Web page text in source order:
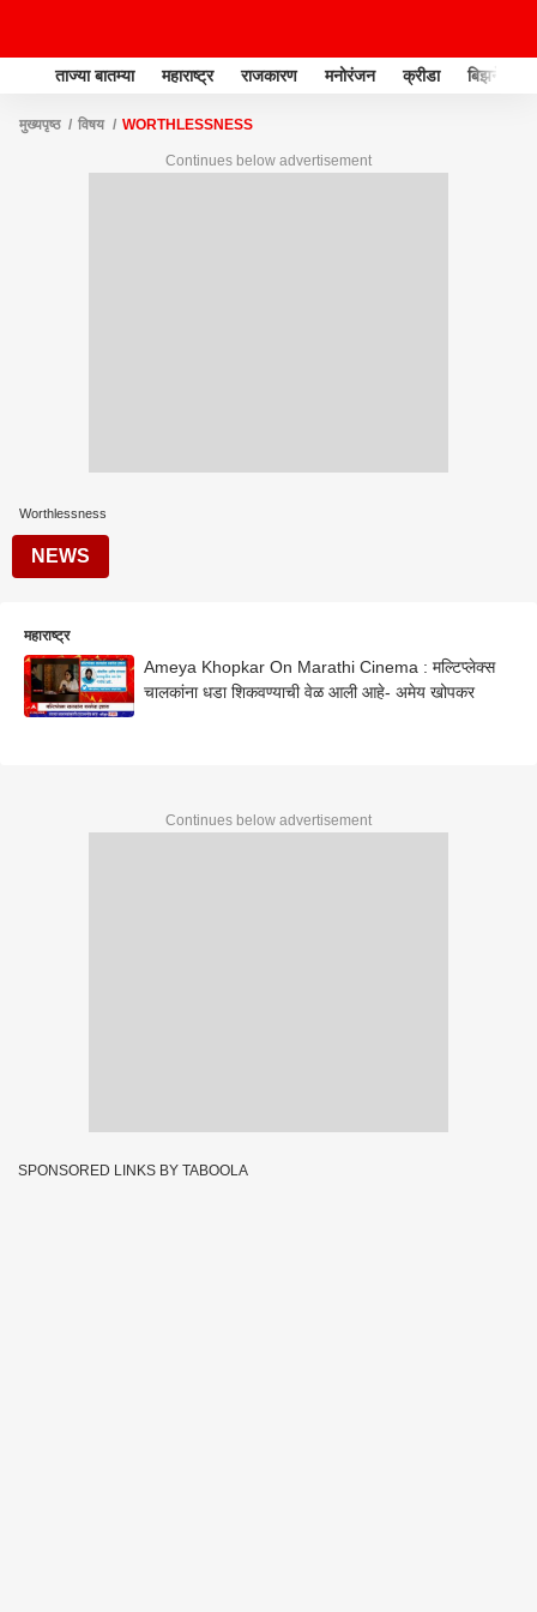
ताज्या बातम्या महाराष्ट्र राजकारण मनोरंजन क्रीडा बिझनेस
मुख्यपृष्ठ विषय WORTHLESSNESS
Continues below advertisement
Worthlessness
NEWS
महाराष्ट्र
Ameya Khopkar On Marathi Cinema : मल्टिप्लेक्स
चालकांना धडा शिकवण्याची वेळ आली आहे- अमेय खोपकर
Continues below advertisement
SPONSORED LINKS BY TABOOLA